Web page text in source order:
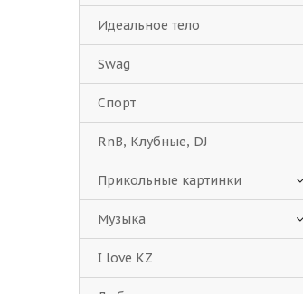
Идеальное тело
Swag
Спорт
RnB, Клубные, DJ
Прикольные картинки
Музыка
I love KZ